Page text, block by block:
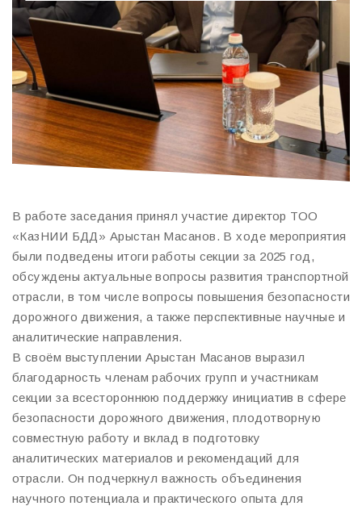
В работе заседания принял участие директор ТОО
«КазНИИ БДД» Арыстан Масанов. В ходе мероприятия
были подведены итоги работы секции за 2025 год,
обсуждены актуальные вопросы развития транспортной
отрасли, в том числе вопросы повышения безопасности
дорожного движения, а также перспективные научные и
аналитические направления.
В своём выступлении Арыстан Масанов выразил
благодарность членам рабочих групп и участникам
секции за всестороннюю поддержку инициатив в сфере
безопасности дорожного движения, плодотворную
совместную работу и вклад в подготовку
аналитических материалов и рекомендаций для
отрасли. Он подчеркнул важность объединения
научного потенциала и практического опыта для